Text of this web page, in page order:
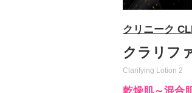
クリニーク
クラリフ
Clarifying Lotion 2